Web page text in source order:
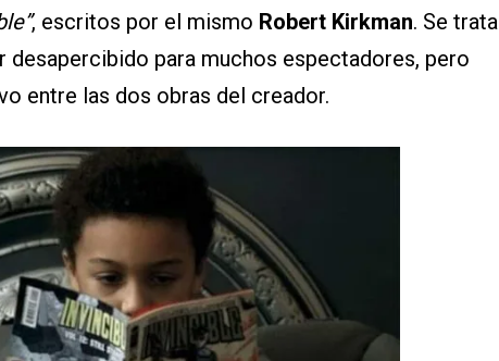
, escritos por el mismo Robert Kirkman. Se trata
desapercibido para muchos espectadores, pero
entre las dos obras del creador.